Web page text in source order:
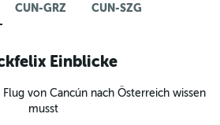
CUN-GRZ CUN-SZG
Einblicke
von Cancún nach Österreich wissen
musst